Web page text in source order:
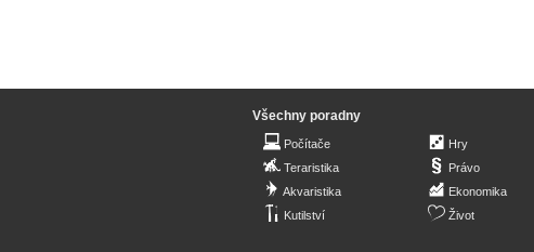
Všechny poradny
Počítače
Teraristika
Akvaristika
Kutilství
Hry
Právo
Ekonomika
Život